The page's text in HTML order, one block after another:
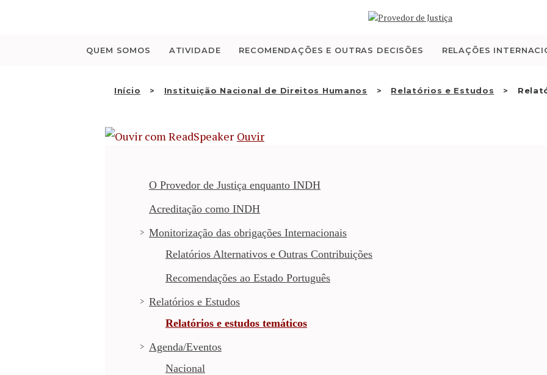
QUEM SOMOS ATIVIDADE RECOMENDAÇÕES E OUTRAS DECISÕES RELAÇÕES
Início Instituição Nacional de Direitos Humanos Relatórios e Estudos
QUEM SOMOS
ATIVIDADE
RECOMENDAÇÕES E
INTERNACIONAIS
PT
Ouvir
O Provedor de Justiça enquanto INDH
Acreditação como INDH
Monitorização das obrigações Internacionais
Relatórios Alternativos e Outras Contribuições
Recomendações ao Estado Português
Relatórios e Estudos
Relatórios e estudos temáticos
Agenda/Eventos
Nacional